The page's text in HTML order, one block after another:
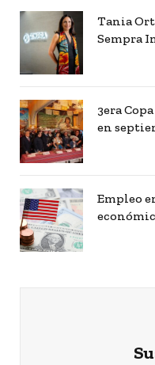
Tania
Sempra
3era
en
Empleo